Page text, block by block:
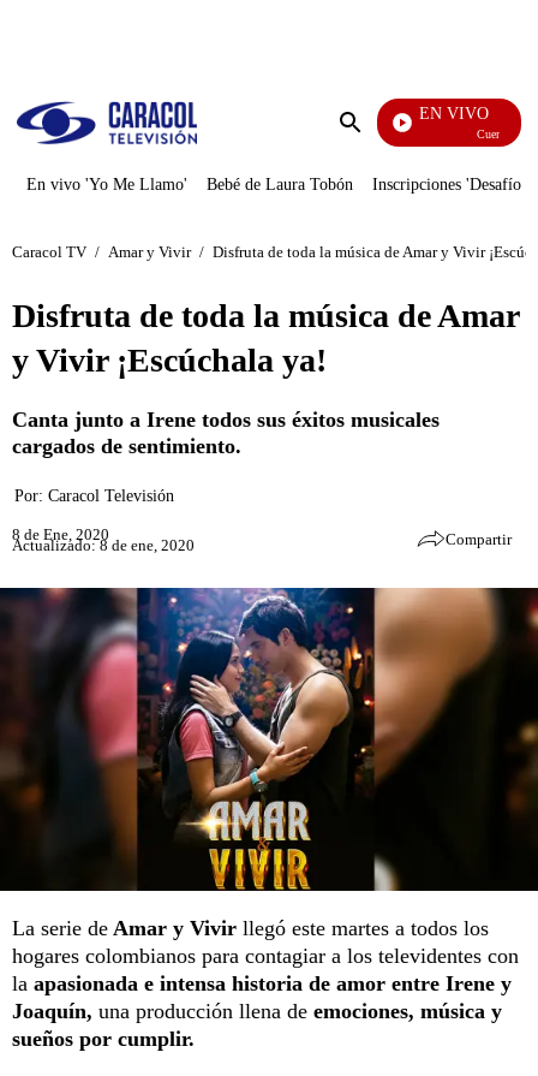
Enviar
EN VIVO
Cuentos De
En vivo 'Yo Me Llamo' Bebé de Laura Tobón Inscripciones 'Desafío'
Caracol TV / Amar y Vivir / Disfruta de toda la música de Amar y Vivir
Disfruta de toda la música de Amar
y Vivir ¡Escúchala ya!
Canta junto a Irene todos sus éxitos musicales
cargados de sentimiento.
Por: Caracol Televisión
8 de Ene, 2020
Actualizado: 8 de ene, 2020 Compartir
La serie de Amar y Vivir llegó este martes a todos los
hogares colombianos para contagiar a los televidentes con
la apasionada e intensa historia de amor entre Irene y
Joaquín, una producción llena de emociones, música y
sueños por cumplir.